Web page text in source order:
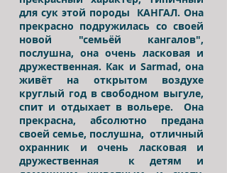
для сук этой породы КАНГАЛ. Она
прекрасно подружилась со своей
новой "семьёй кангалов",
послушна, она очень ласковая и
дружественная. Как и Sarmad, она
живёт на открытом воздухе
круглый год в свободном выгуле,
спит и отдыхает в вольере. Она
прекрасна, абсолютно предана
своей семье, послушна, отличный
охранник и очень ласковая и
дружественная к детям и